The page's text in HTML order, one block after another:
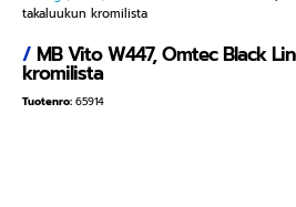
takaluukun kromilista
/MB Vito W447, Omtec Black
kromilista
Tuotenro: 65914